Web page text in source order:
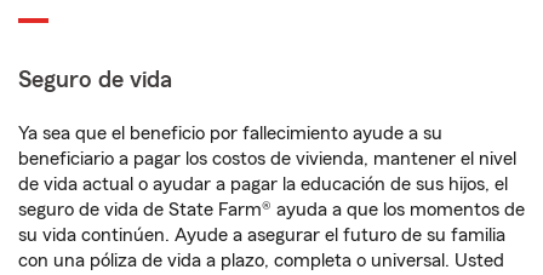
Seguro de vida
Ya sea que el beneficio por fallecimiento ayude a su
beneficiario a pagar los costos de vivienda, mantener el nivel
de vida actual o ayudar a pagar la educación de sus hijos, el
seguro de vida de State Farm® ayuda a que los momentos de
su vida continúen. Ayude a asegurar el futuro de su familia
con una póliza de vida a plazo, completa o universal. Usted